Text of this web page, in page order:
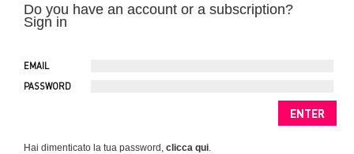
Do you have an account or a subscription?
Sign in
EMAIL
PASSWORD
Hai dimenticato la tua password, clicca qui.